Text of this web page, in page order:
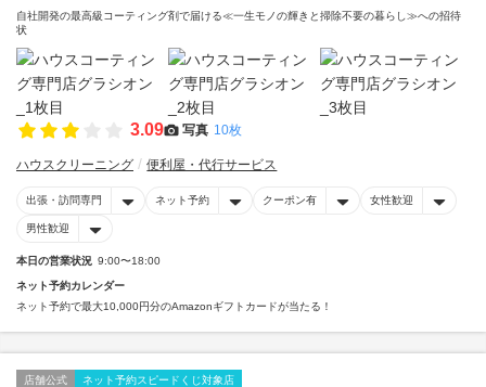
自社開発の最高級コーティング剤で届ける≪一生モノの輝きと掃除不要の暮らし≫への招待
状
3.09 写真 10枚
ハウスクリーニング 便利屋・代行サービス
出張・訪問専門 ネット予約 クーポン有 女性歓迎
男性歓迎
本日の営業状況 9:00〜18:00
ネット予約カレンダー
ネット予約で最大10,000円分のAmazonギフトカードが当たる！
店舗公式 ネット予約スピードくじ対象店